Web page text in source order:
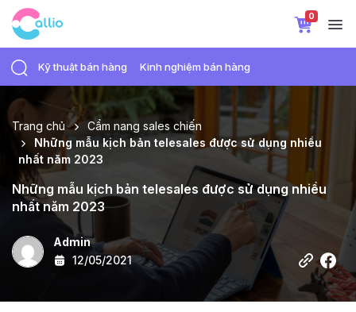
0
Kỹ thuật bán hàng Kinh nghiệm bán hàng
Trang chủ
Cẩm nang sales chiến
Những mẫu kịch bản telesales được sử dụng nhiều
nhất năm 2023
Những mẫu kịch bản telesales được sử dụng nhiều
nhất năm 2023
Admin
12/05/2021